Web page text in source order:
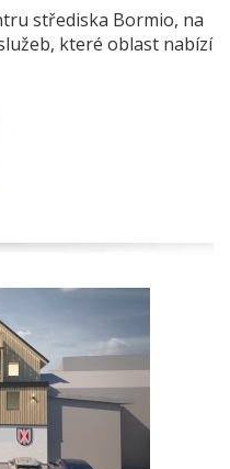
střediska Bormio, na
které oblast nabízí